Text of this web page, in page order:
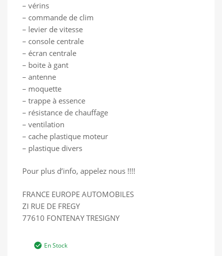
– vérins
– commande de clim
– levier de vitesse
– console centrale
– écran centrale
– boite à gant
– antenne
– moquette
– trappe à essence
– résistance de chauffage
– ventilation
– cache plastique moteur
– plastique divers
Pour plus d’info, appelez nous !!!!
FRANCE EUROPE AUTOMOBILES
ZI RUE DE FREGY
77610 FONTENAY TRESIGNY
En Stock